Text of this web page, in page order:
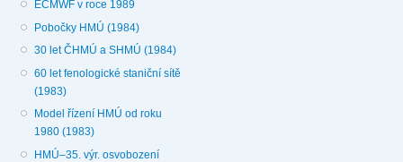
ECMWF v roce 1989
Pobočky HMÚ (1984)
30 let ČHMÚ a SHMÚ (1984)
60 let fenologické staniční sítě
(1983)
Model řízení HMÚ od roku
1980 (1983)
HMÚ–35. výr. osvobození